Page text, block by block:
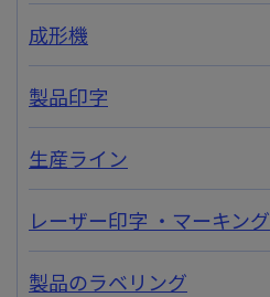
成形機
製品印字
生産ライン
レーザー印字 ・マーキング
製品のラベリング